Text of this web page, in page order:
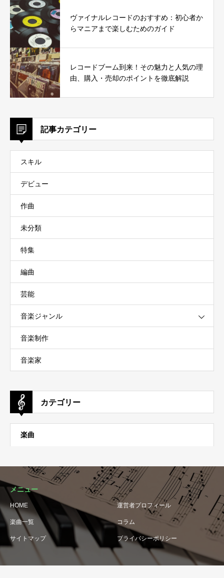
ヴァイナルレコードのおすすめ：初心者か
らマニアまで楽しむためのガイド
レコードブーム到来！その魅力と人気の理
由、購入・売却のポイントを徹底解説
記事カテゴリー
スキル
デビュー
作曲
未分類
特集
編曲
芸能
音楽ジャンル
音楽制作
音楽家
カテゴリー
楽曲
メニュー
HOME 運営者プロフィール
楽曲一覧 コラム
サイトマップ プライバシーポリシー